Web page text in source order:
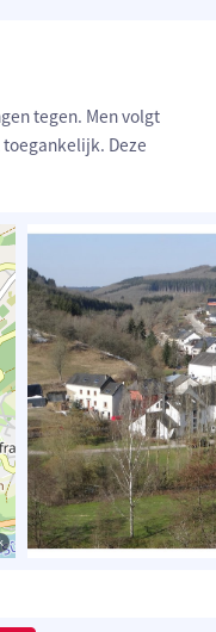
tegen. Men volgt
Deze